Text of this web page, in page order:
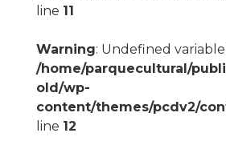
line 11
Warning: Undefined
/home/parquecultural/
old/wp-
content/themes/pcdv2/
line 12